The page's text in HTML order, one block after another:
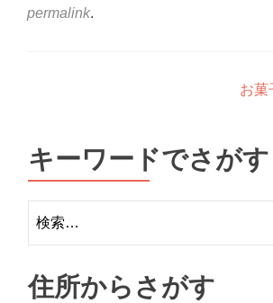
permalink.
お菓
キーワードでさがす
索:
住所からさがす